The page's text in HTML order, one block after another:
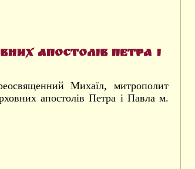
апостолів Петра і
Михаїл, митрополит
апостолів Петра і Павла м.